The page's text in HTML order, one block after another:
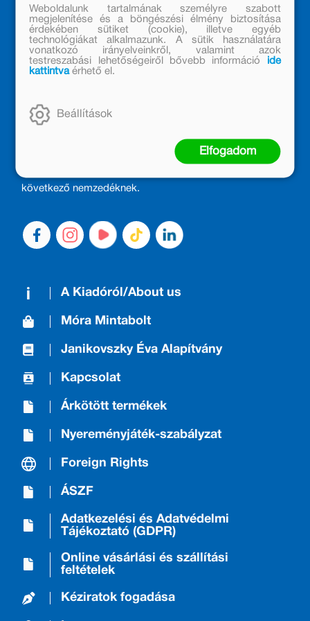
MÓRA KÖNYVKIADÓ – 1950 ÓTA
CSALÁDTAG
Kiadónk generációkat ajándékozott és ajándékoz meg az
olvasás örömével, olvasni szerető gyerekekből olvasni
következő nemzedéknek.
A Kiadóról/About us
Móra Mintabolt
Janikovszky Éva Alapítvány
Kapcsolat
Árkötött termékek
Nyereményjáték-szabályzat
Foreign Rights
ÁSZF
Adatkezelési és Adatvédelmi
Tájékoztató (GDPR)
Online vásárlási és szállítási
feltételek
Kéziratok fogadása
Weboldalunk tartalmának személyre szabott
megjelenítése és a böngészési élmény biztosítása
érdekében sütiket (cookie), illetve egyéb
technológiákat alkalmazunk. A sütik használatára
vonatkozó irányelveinkről, valamint azok
testreszabási lehetőségeiről bővebb információ
ide
kattintvaérhető el.
Beállítások
Elfogadom